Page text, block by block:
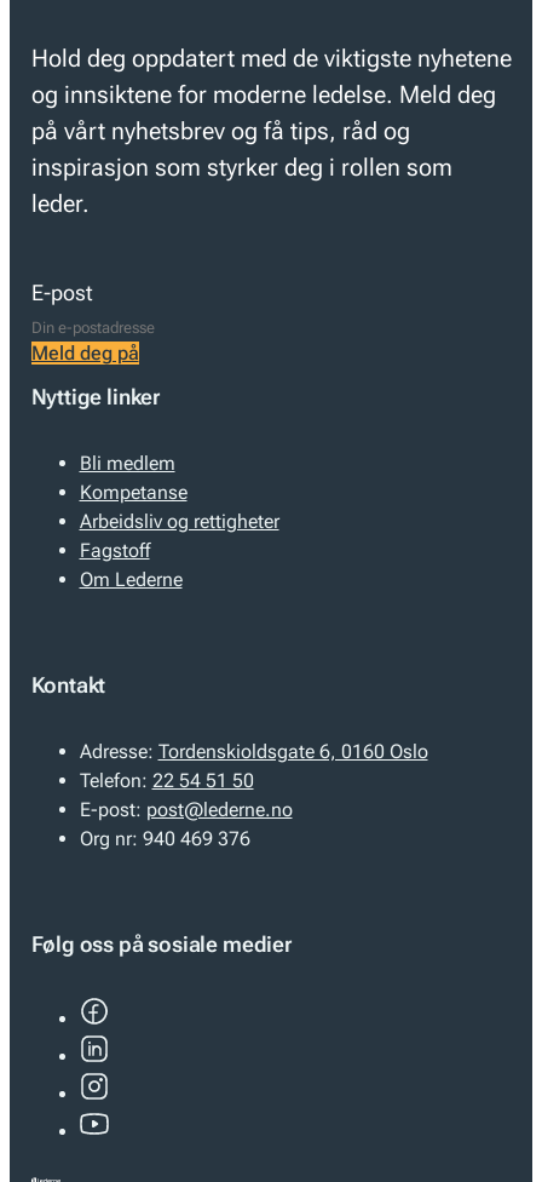
Hold deg oppdatert med de viktigste nyhetene
og innsiktene for moderne ledelse. Meld deg
på vårt nyhetsbrev og få tips, råd og
inspirasjon som styrker deg i rollen som
leder.
E-post
Meld deg på
Nyttige linker
Bli medlem
Kompetanse
Arbeidsliv og rettigheter
Fagstoff
Om Lederne
Kontakt
Adresse: Tordenskioldsgate 6, 0160 Oslo
Telefon: 22 54 51 50
E-post: post@lederne.no
Org nr: 940 469 376
Følg oss på sosiale medier